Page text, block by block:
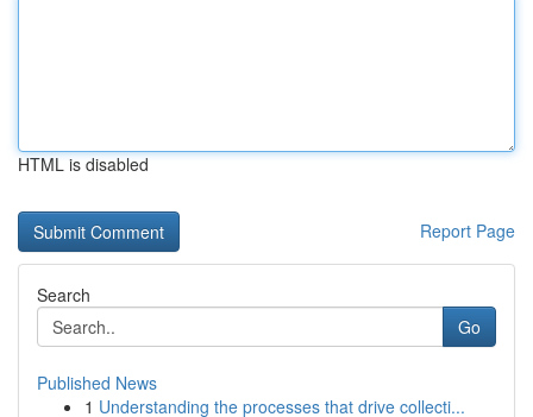
HTML is disabled
Report Page
Search
Go
Published News
1 Understanding the processes that drive collecti...